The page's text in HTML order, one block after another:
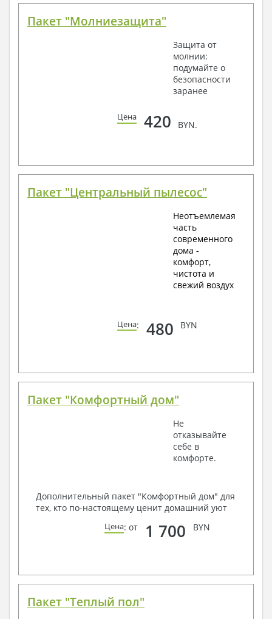
Пакет "Молниезащита"
Защита от
молнии:
подумайте о
безопасности
заранее
Цена 420 BYN.
Пакет "Центральный пылесос"
Неотъемлемая
часть
современного
дома -
комфорт,
чистота и
свежий воздух
Цена: 480 BYN
Пакет "Комфортный дом"
Не
отказывайте
себе в
комфорте.
Дополнительный пакет "Комфортный дом" для
тех, кто по-настоящему ценит домашний уют
Цена: от 1 700 BYN
Пакет "Теплый пол"